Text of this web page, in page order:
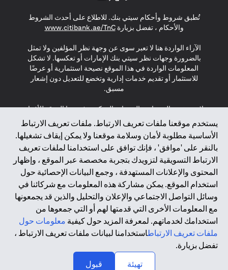
يستخدم موقعنا ملفات تعريف الارتباط. ملفات تعريف الارتباط
الأساسية مطلوبة لأمان وسلامة موقعنا ولا يمكن إيقاف تشغيلها.
بالنقر على 'موافق' ، فإنك توافق على استخدامنا لملفات تعريف
الارتباط التسويقية لتزويدك بتجربة مخصصة عبر الموقع ، وإظهار
المحتوى والإعلانات المستهدفة ، وجمع البيانات الإحصائية حول
استخدام الموقع. يمكن مشاركة هذه المعلومات مع شركائنا في
وسائل التواصل الاجتماعي والإعلان والتحليل والذين قد يجمعونها
مع المعلومات الأخرى التي قدمتها لهم أو التي جمعوها من
استخدامك لخدماتهم. لمعرفة المزيد حول كيفية معلومات حول
ملفات تعريف الارتباطاستخدامنا لبيانات ملفات تعريف الارتباط ،
تفضل بزيارة.
تهيئة
قبول
تُطبق شروط وأحكام سيتي بنك. للاطلاع على أحدث الشروط
والأحكام ، تفضل بزيارةwww.citibank.ae/TnC
(opens in a new tab)
الآراء الواردة هنا لا تعبر سوى عن وجهة نظر المؤلفين ولا تمثل
بالضرورة وجهات نظر سيتي بنك الإمارات أو تعكسها. لا تشكل
المعلومات الواردة في هذا الموقع نصيحة استثمارية أو عرضًا
للاستثمار أو تقديم خدمات إدارية وتخضع للتعديل دون إشعار
مسبق.
لا يتم تقديم المنتجات والخدمات المذكورة في هذا الموقع للأفراد
المقيمين في الاتحاد الأوروبي أو المنطقة الاقتصادية الأوروبية أو
سويسرا أو غيرنسي أو جيرسي أو موناكو أو سان مارينو أو
الفاتيكان أو جزيرة مان أو المملكة المتحدة أو خصوصية البيانات
(لائحة حماية البيانات العامة \ قانون حماية البيانات الشخصية
العامة \ قانون خصوصية نيوزيلندا). المحتوى الموجود في هذه
الصفحة ليس ولا ينبغي تفسيره على أنه عرض أو دعوة أو دعوة
لشراء أو بيع أي من المنتجات والخدمات المذكورة هنا لمثل هؤلاء
الأفراد.
*GDPR – اللائحة العامة لحماية البيانات؛ * LGPD – Lei Geral de
Proteção de Dados Pessoais ; *NZPA – قانون الخصوصية
النيوزيلندي
2025 citibank.ae